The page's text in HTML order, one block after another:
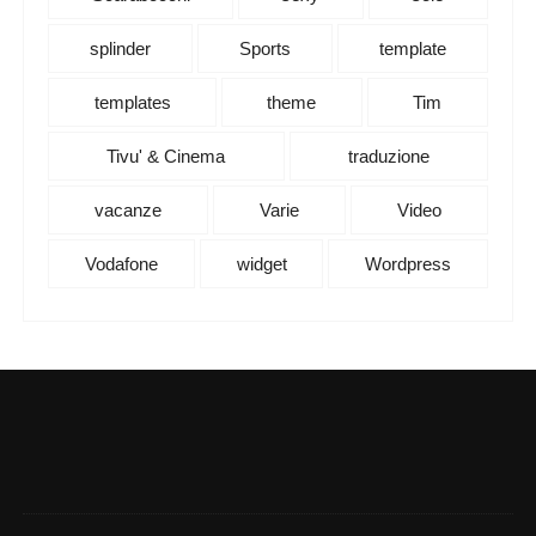
splinder Sports template
templates theme Tim
Tivu' & Cinema traduzione
vacanze Varie Video
Vodafone widget Wordpress